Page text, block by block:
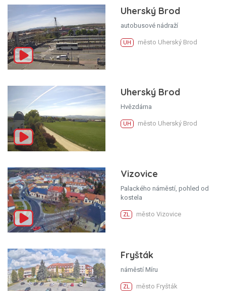
Uherský Brod
autobusové nádraží
UH město Uherský Brod
Uherský Brod
Hvězdárna
UH město Uherský Brod
Vizovice
Palackého náměstí, pohled od
kostela
ZL město Vizovice
Fryšták
náměstí Míru
ZL město Fryšták